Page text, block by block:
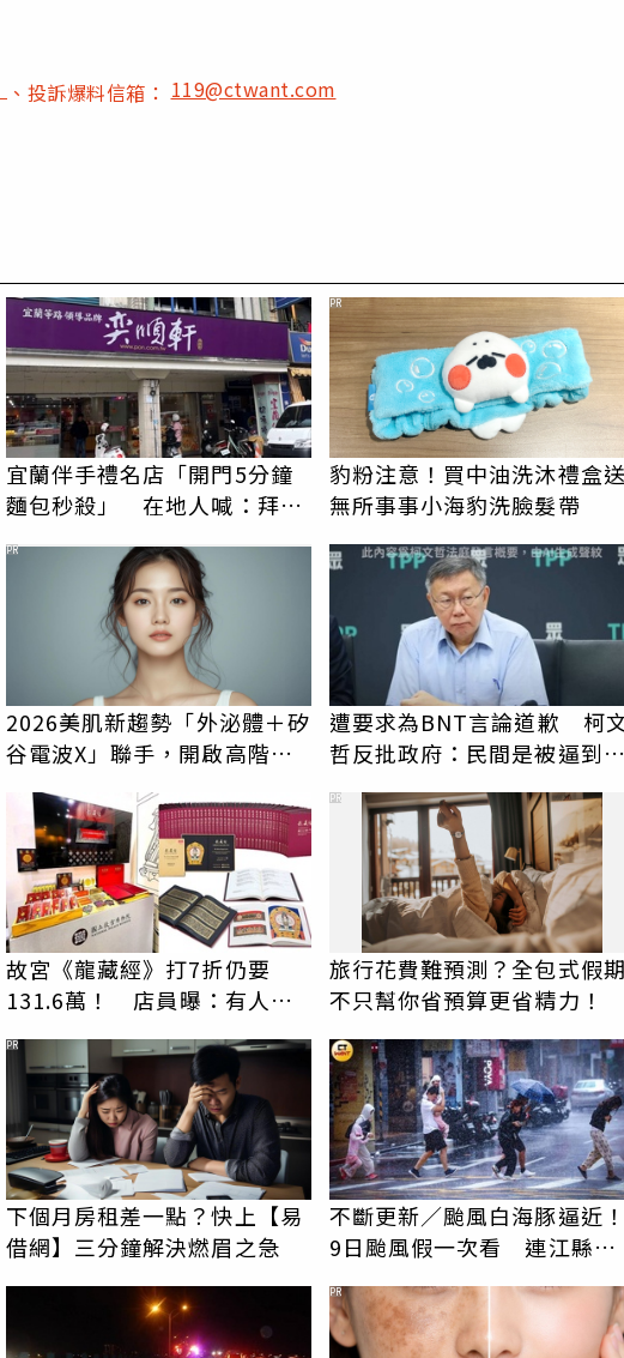
、投訴爆料信箱：119@ctwant.com
宜蘭伴手禮名店「開門5分鐘
麵包秒殺」 在地人喊：拜託
大家別再去
豹粉注意！買中油洗沐禮盒
無所事事小海豹洗臉髮帶
PR
2026美肌新趨勢「外泌體＋矽
谷電波X」聯手，開啟高階養
PR
遭要求為BNT言論道歉 柯
哲反批政府：民間是被逼到
故宮《龍藏經》打7折仍要
131.6萬！ 店員曝：有人原
旅行花費難預測？全包式假
不只幫你省預算更省精力！
PR
下個月房租差一點？快上【易
借網】三分鐘解決燃眉之急
PR
不斷更新／颱風白海豚逼近
9日颱風假一次看 連江縣停
PR